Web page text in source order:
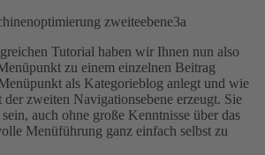
Tutorial haben wir Ihnen nun also
zu einem einzelnen Beitrag
als Kategorieblog anlegt und wie
zweiten Navigationsebene erzeugt. Sie
auch ohne große Kenntnisse über das
Menüführung ganz einfach selbst zu